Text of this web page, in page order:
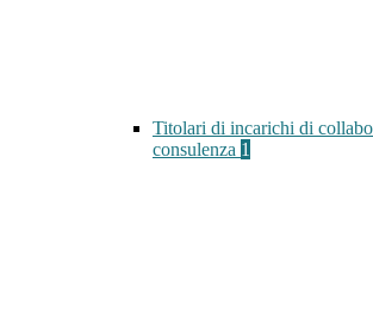
Titolari di incarichi di
consulenza 1